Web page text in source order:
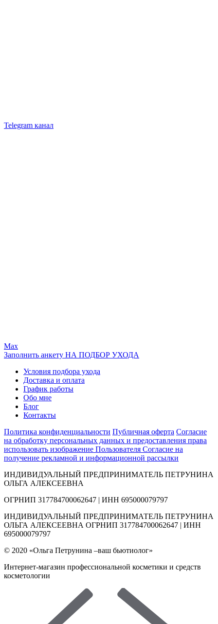
Telegram канал
Max
Заполнить анкету НА ПОДБОР УХОДА
Условия подбора ухода
Доставка и оплата
График работы
Обо мне
Блог
Контакты
Политика конфиденциальности Публичная оферта Согласие
на обработку персональных данных и предоставления права
использовать изображение Пользователя Согласие на
получение рекламной и информационной рассылки
ИНДИВИДУАЛЬНЫЙ ПРЕДПРИНИМАТЕЛЬ ПЕТРУНИНА
ОЛЬГА АЛЕКСЕЕВНА
ОГРНИП 317784700062647 | ИНН 695000079797
ИНДИВИДУАЛЬНЫЙ ПРЕДПРИНИМАТЕЛЬ ПЕТРУНИНА
ОЛЬГА АЛЕКСЕЕВНА ОГРНИП 317784700062647 | ИНН
695000079797
© 2020 «Ольга Петрунина –ваш бьютиолог»
Интернет-магазин профессиональной косметики и средств
косметологии